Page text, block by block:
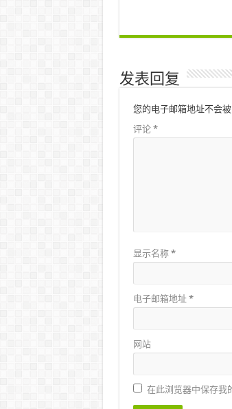
发表回复
您的电子邮箱地址不会被
评论 *
显示名称 *
电子邮箱地址 *
网站
在此浏览器中保存我